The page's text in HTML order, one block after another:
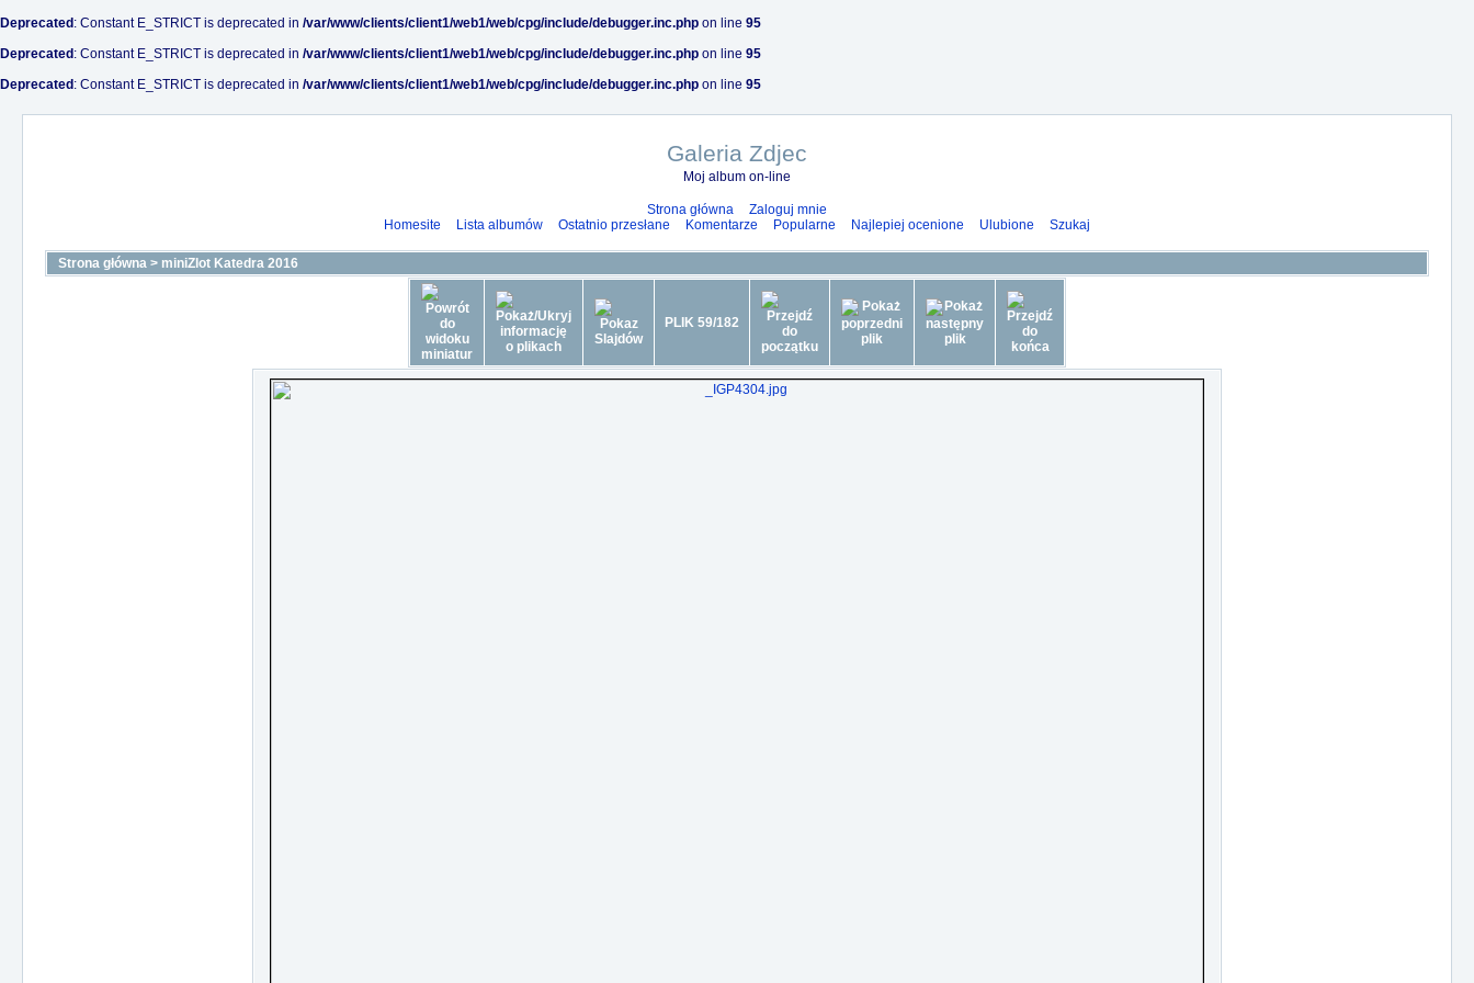
Deprecated : Constant E_STRICT is deprecated in /var/www/clients/client1/web1/web/cpg/include/debugger.inc.php on line 95
Deprecated : Constant E_STRICT is deprecated in /var/www/clients/client1/web1/web/cpg/include/debugger.inc.php on line 95
Deprecated : Constant E_STRICT is deprecated in /var/www/clients/client1/web1/web/cpg/include/debugger.inc.php on line 95
Galeria Zdjec
Moj album on-line
Strona główna
Zaloguj mnie
Homesite
Lista albumów Ostatnio przesłane Komentarze Popularne Najlepiej ocenione Ulubione Szukaj
Strona główna > miniZlot Katedra 2016
PLIK 59/182